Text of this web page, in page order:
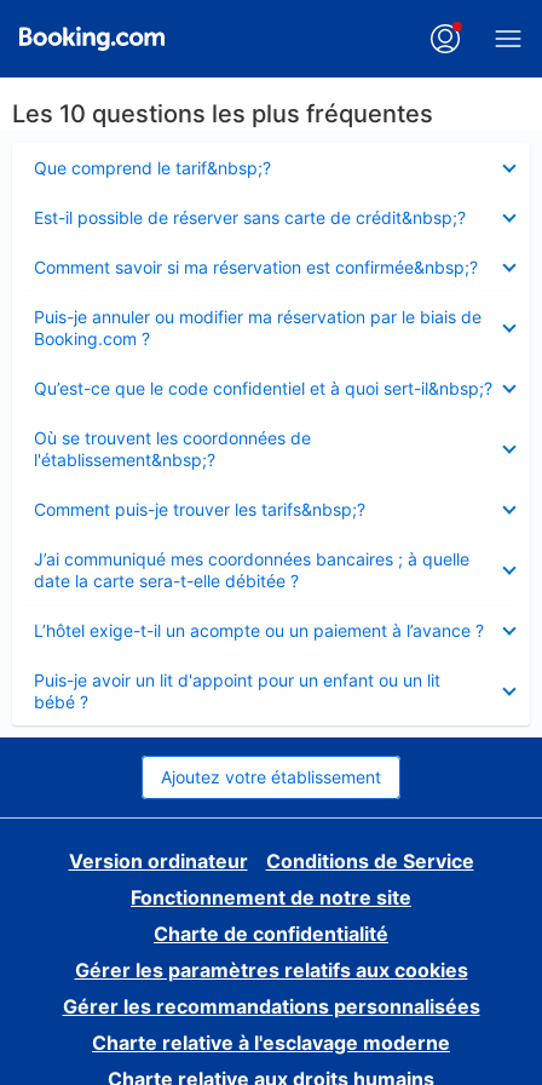
Les 10 questions les plus fréquentes
Que comprend le tarif&nbsp;?
fermé
Est-il possible de réserver sans carte de crédit&nbsp;?
fermé
Comment savoir si ma réservation est confirmée&nbsp;?
fermé
Puis-je annuler ou modifier ma réservation par le biais de
Booking.com ?
fermé
Qu’est-ce que le code confidentiel et à quoi sert-il&nbsp;?
fermé
Où se trouvent les coordonnées de
l'établissement&nbsp;?
fermé
Comment puis-je trouver les tarifs&nbsp;?
fermé
J’ai communiqué mes coordonnées bancaires ; à quelle
date la carte sera-t-elle débitée ?
fermé
L’hôtel exige-t-il un acompte ou un paiement à l’avance ?
fermé
Puis-je avoir un lit d'appoint pour un enfant ou un lit
bébé ?
fermé
Ajoutez votre établissement
Version ordinateur
Conditions de Service
Fonctionnement de notre site
Charte de confidentialité
Gérer les paramètres relatifs aux cookies
Gérer les recommandations personnalisées
Charte relative à l'esclavage moderne
Charte relative aux droits humains